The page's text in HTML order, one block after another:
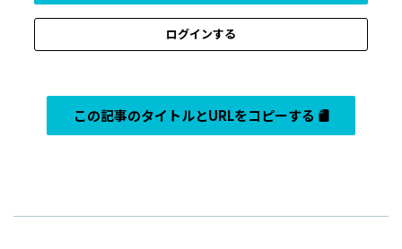
ログインする
この記事のタイトルとURLをコピーする